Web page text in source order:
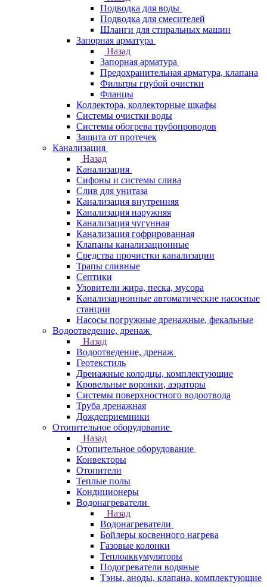
Подводка для воды
Подводка для смесителей
Шланги для стиральных машин
Запорная арматура
Назад
Запорная арматура
Предохранительная арматура, клапана
Фильтры грубой очистки
Фланцы
Коллектора, коллекторные шкафы
Системы очистки воды
Системы обогрева трубопроводов
Защита от протечек
Канализация
Назад
Канализация
Сифоны и системы слива
Слив для унитаза
Канализация внутренняя
Канализация наружняя
Канализация чугунная
Канализация гофрированная
Клапаны канализационные
Средства прочистки канализации
Трапы сливные
Септики
Уловители жира, песка, мусора
Канализационные автоматические насосные
станции
Насосы погружные дренажные, фекальные
Водоотведение, дренаж
Назад
Водоотведение, дренаж
Геотекстиль
Дренажные колодцы, комплектующие
Кровельные воронки, аэраторы
Системы поверхностного водоотвода
Труба дренажная
Дождеприемники
Отопительное оборудование
Назад
Отопительное оборудование
Конвекторы
Отопители
Теплые полы
Кондиционеры
Водонагреватели
Назад
Водонагреватели
Бойлеры косвенного нагрева
Газовые колонки
Теплоаккумуляторы
Подогреватели водяные
Тэны, аноды, клапана, комплектующие